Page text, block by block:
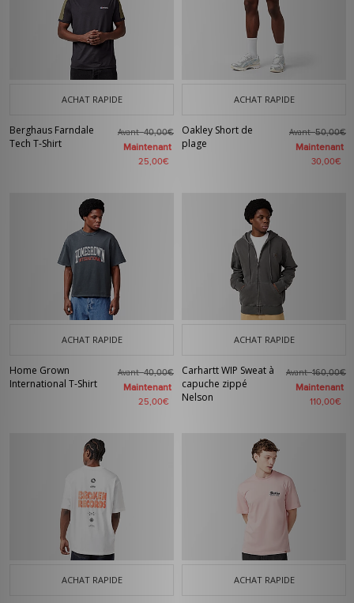
ACHAT RAPIDE
Berghaus Farndale
Tech T-Shirt
Avant40,00€
Maintenant
25,00€
ACHAT RAPIDE
Oakley Short de
plage
Avant50,00€
Maintenant
30,00€
ACHAT RAPIDE
Home Grown
International T-Shirt
Avant40,00€
Maintenant
25,00€
ACHAT RAPIDE
Carhartt WIP Sweat à
capuche zippé
Nelson
Avant160,00€
Maintenant
110,00€
ACHAT RAPIDE ACHAT RAPIDE